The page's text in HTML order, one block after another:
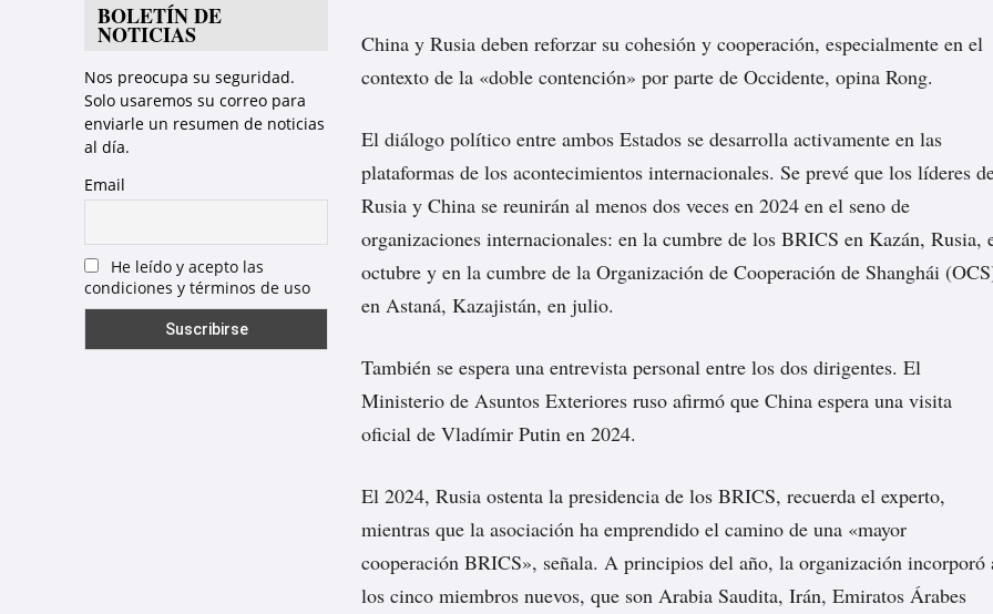
BOLETÍN DE
NOTICIAS
Nos preocupa su seguridad.
Solo usaremos su correo para
enviarle un resumen de noticias
al día.
Email
He leído y acepto las
condiciones y términos de uso
China y Rusia deben reforzar su cohesión y cooperación, especialmente en el
contexto de la «doble contención» por parte de Occidente, opina Rong.
El diálogo político entre ambos Estados se desarrolla activamente en las
plataformas de los acontecimientos internacionales. Se prevé que los líderes
Rusia y China se reunirán al menos dos veces en 2024 en el seno de
organizaciones internacionales: en la cumbre de los BRICS en Kazán, Rusia,
octubre y en la cumbre de la Organización de Cooperación de Shanghái
en Astaná, Kazajistán, en julio.
También se espera una entrevista personal entre los dos dirigentes. El
Ministerio de Asuntos Exteriores ruso afirmó que China espera una visita
oficial de Vladímir Putin en 2024.
El 2024, Rusia ostenta la presidencia de los BRICS, recuerda el experto,
mientras que la asociación ha emprendido el camino de una «mayor
cooperación BRICS», señala. A principios del año, la organización incorporó
los cinco miembros nuevos, que son Arabia Saudita, Irán, Emiratos Árabes